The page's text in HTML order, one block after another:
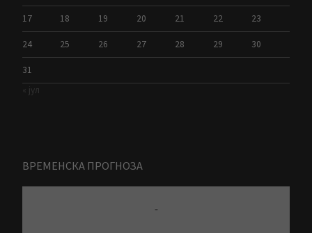
17 18 19 20 21 22 23
24 25 26 27 28 29 30
31
« јул
ВРЕМЕНСКА ПРОГНОЗА
-